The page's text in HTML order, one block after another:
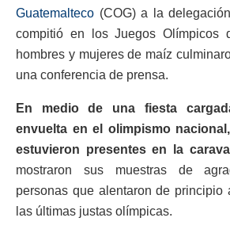
Guatemalteco (COG) a la
compitió en los Juegos Olímpicos
hombres y mujeres de maíz
una conferencia de prensa.
En medio de una fiesta
envuelta en el olimpismo
estuvieron presentes en la
mostraron sus muestras de
personas que alentaron de principio
las últimas justas olímpicas.